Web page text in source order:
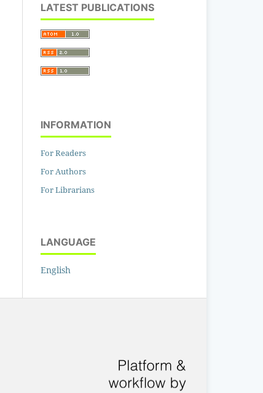
LATEST PUBLICATIONS
INFORMATION
For Readers
For Authors
For Librarians
LANGUAGE
English